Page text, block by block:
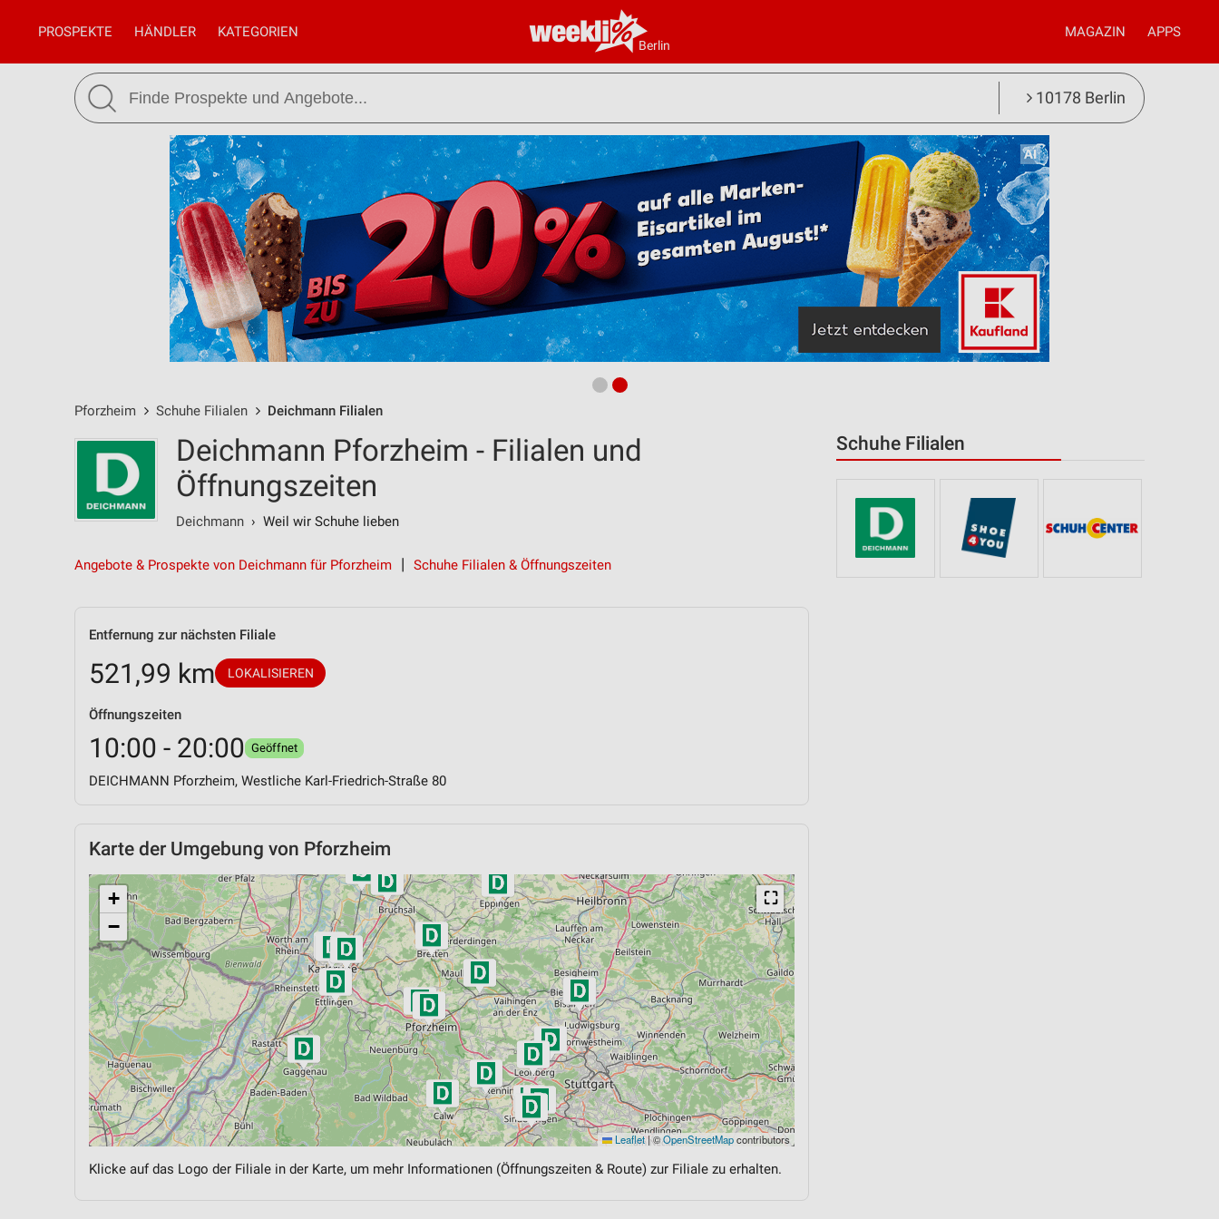
Berlin
PROSPEKTE HÄNDLER KATEGORIEN MAGAZIN APPS
10178 Berlin
Pforzheim Schuhe Filialen Deichmann Filialen
Schuhe Filialen
Deichmann Pforzheim - Filialen und
Öffnungszeiten
Deichmann › Weil wir Schuhe lieben
Angebote & Prospekte von Deichmann für Pforzheim Schuhe Filialen & Öffnungszeiten
Entfernung zur nächsten Filiale
521,99 km LOKALISIEREN
Öffnungszeiten
10:00 - 20:00 Geöffnet
DEICHMANN Pforzheim, Westliche Karl-Friedrich-Straße 80
Karte der Umgebung von Pforzheim
⛶
+
−
Leaflet|©OpenStreetMapcontributors
Klicke auf das Logo der Filiale in der Karte, um mehr Informationen (Öffnungszeiten & Route) zur Filiale zu erhalten.